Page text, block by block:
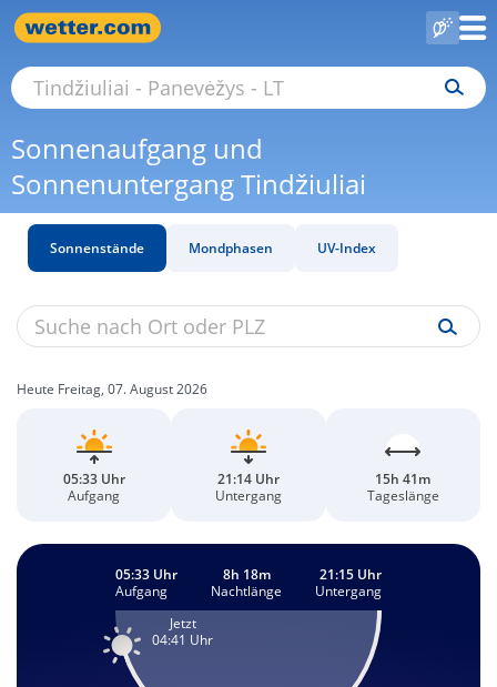
Sonnenaufgang und
Sonnenuntergang Tindžiuliai
Sonnenstände Mondphasen UV-Index
Heute Freitag, 07. August 2026
05:33 Uhr
Aufgang
21:14 Uhr
Untergang
15h 41m
Tageslänge
Jetzt
04:41 Uhr
05:33 Uhr
Aufgang
8h 18m
Nachtlänge
21:15 Uhr
Untergang